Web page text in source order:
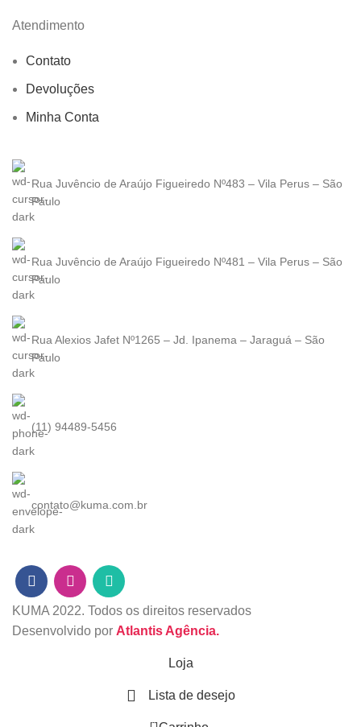
Atendimento
Contato
Devoluções
Minha Conta
Rua Juvêncio de Araújo Figueiredo Nº483 – Vila Perus – São
Paulo
Rua Juvêncio de Araújo Figueiredo Nº481 – Vila Perus – São
Paulo
Rua Alexios Jafet Nº1265 – Jd. Ipanema – Jaraguá – São
Paulo
(11) 94489-5456
contato@kuma.com.br
KUMA 2022. Todos os direitos reservados
Desenvolvido por Atlantis Agência.
Loja
Lista de desejo
0